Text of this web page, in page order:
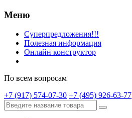
Меню
Суперпредложения!!!
Полезная информация
Онлайн конструктор
По всем вопросам
+7 (917) 574-07-30 +7 (495) 926-63-77